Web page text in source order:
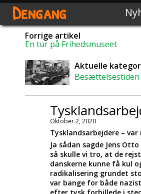
Dengang
Forrige artikel
En tur på Frihedsmuseet
Aktuelle
Besættelsestiden
Oktober 2, 2020
Tysklandsarbejdere – var
Ja sådan sagde Jens
så skulle vi tro, at de
danskerne kunne få kul
radikalisering grundet
var bange for både